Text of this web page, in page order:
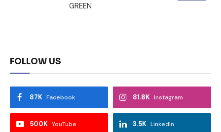
GREEN
FOLLOW US
Facebook
87K Instagram
81.8K
YouTube
500K LinkedIn
3.5K